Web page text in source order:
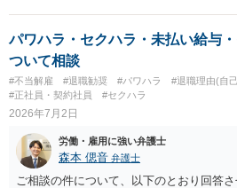
請求は可能ですが、相手が任意に払うか
民事訴訟に証拠の制限はありませんが、
の観点から、裁判の証拠にする場合には
る場合があります。)。 ３ 会社がどうい
したかわかりませんが、会社がセクハラ認
て、裁判所も認定しないとは限りません。
しないようにして下さい。そういう報復的
損にはなりません。反訴は貴女が加害行為
されません。 ５ 裁判をして、和解すれ
パワハラ・セクハラ・未払い給与
ついて相談
#不当解雇 #退職勧奨 #パワハラ
#退職理由(自
#正社員・契約社員
#セクハラ
2026年7月2日
労働・雇用に強い弁護士
森本 偲音 弁護士
ご相談の件について、以下のとおり回答